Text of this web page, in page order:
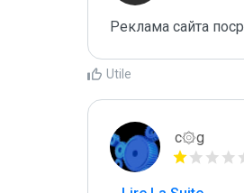
Реклама сайта
Utile
c۞g